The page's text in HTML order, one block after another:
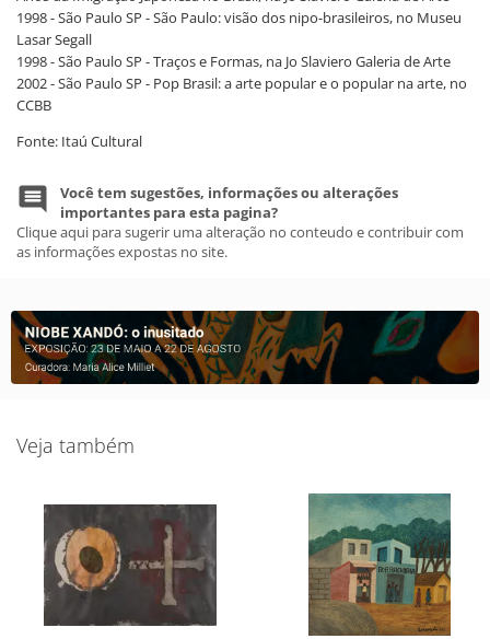
1998 - São Paulo SP - São Paulo: visão dos nipo-brasileiros, no Museu
Lasar Segall
1998 - São Paulo SP - Traços e Formas, na Jo Slaviero Galeria de Arte
2002 - São Paulo SP - Pop Brasil: a arte popular e o popular na arte, no
CCBB
Fonte: Itaú Cultural
Você tem sugestões, informações ou alterações
importantes para esta pagina?
Clique aqui para sugerir uma alteração no conteudo e contribuir com
as informações expostas no site.
Veja também